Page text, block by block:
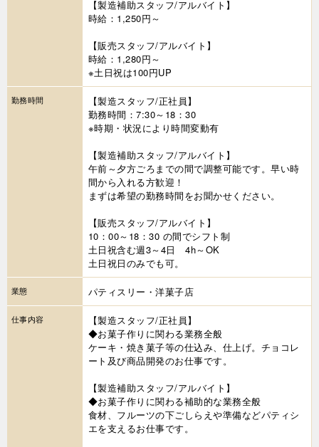
【製造補助スタッフ/アルバイト】
時給：1,250円～
【販売スタッフ/アルバイト】
時給：1,280円～
※土日祝は100円UP
勤務時間
【製造スタッフ/正社員】
勤務時間：7:30～18：30
※時期・状況により時間変動有
【製造補助スタッフ/アルバイト】
午前～夕方ごろまでの間で調整可能です。早い時
間から入れる方歓迎！
まずは希望の勤務時間をお聞かせください。
【販売スタッフ/アルバイト】
10：00～18：30 の間でシフト制
土日祝含む週3～4日 4h～OK
土日祝日のみでも可。
業態 パティスリー・洋菓子店
仕事内容
【製造スタッフ/正社員】
◆お菓子作りに関わる業務全般
ケーキ・焼き菓子等の仕込み、仕上げ。チョコレ
ート及び商品開発のお仕事です。
【製造補助スタッフ/アルバイト】
◆お菓子作りに関わる補助的な業務全般
食材、フルーツの下ごしらえや準備などパティシ
エを支えるお仕事です。